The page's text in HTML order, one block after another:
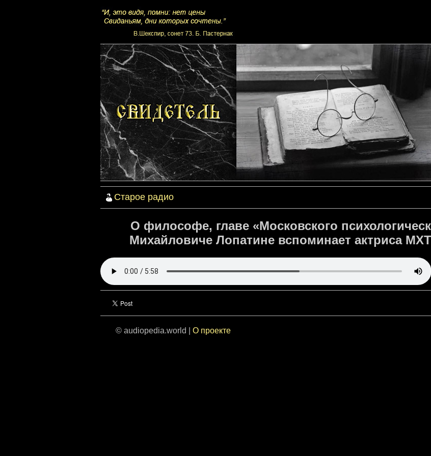
Старое радио
О философе, главе «Московского
Михайловиче Лопатине вспоминает актриса
© audiopedia.world | О проекте